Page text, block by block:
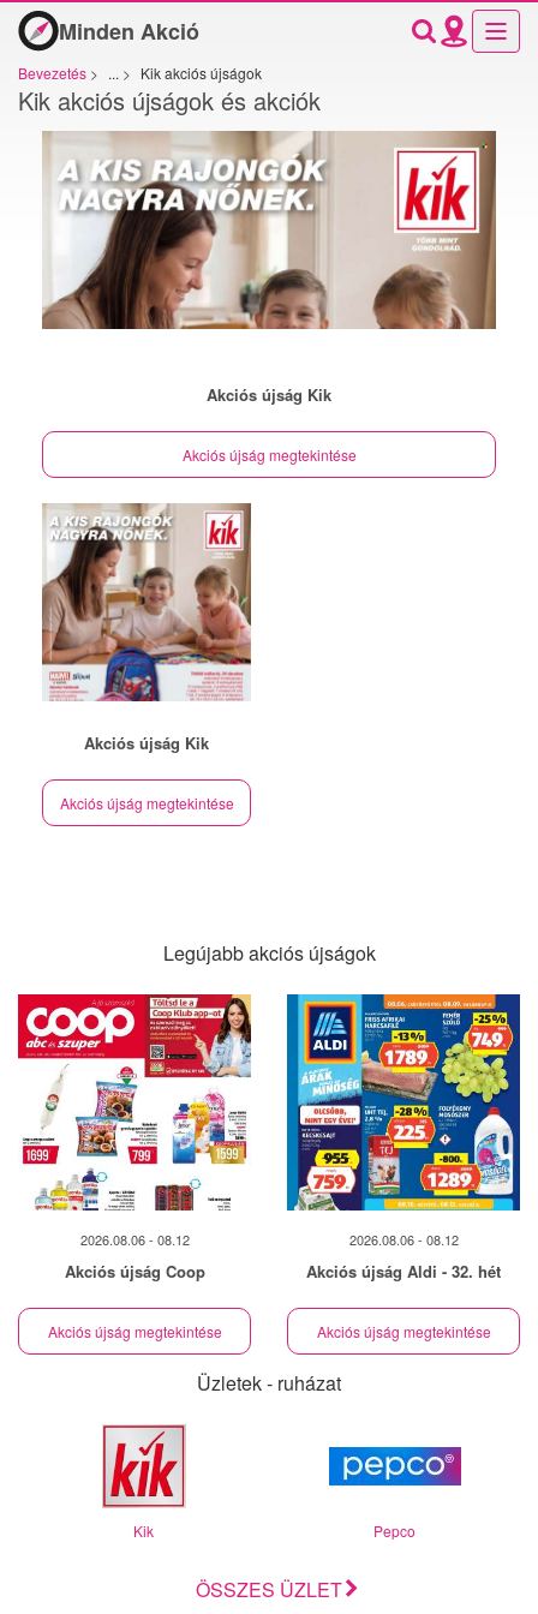
Minden Akció
Bevezetés > ... > Kik akciós újságok
Kik akciós újságok és akciók
Akciós újság Kik
Akciós újság megtekintése
Akciós újság Kik
Akciós újság megtekintése
Legújabb akciós újságok
2026.08.06 - 08.12
Akciós újság Coop
Akciós újság megtekintése
2026.08.06 - 08.12
Akciós újság Aldi - 32. hét
Akciós újság megtekintése
Üzletek - ruházat
Kik Pepco
ÖSSZES ÜZLET